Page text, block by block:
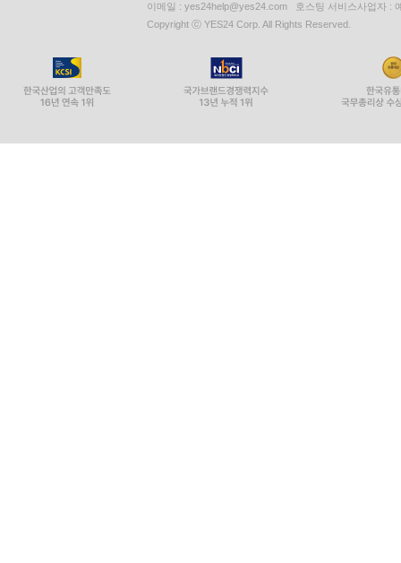
이메일 : yes24help@yes24.com 호스팅 서비스사업자 :
Copyright ⓒ YES24 Corp. All Rights Reserved.